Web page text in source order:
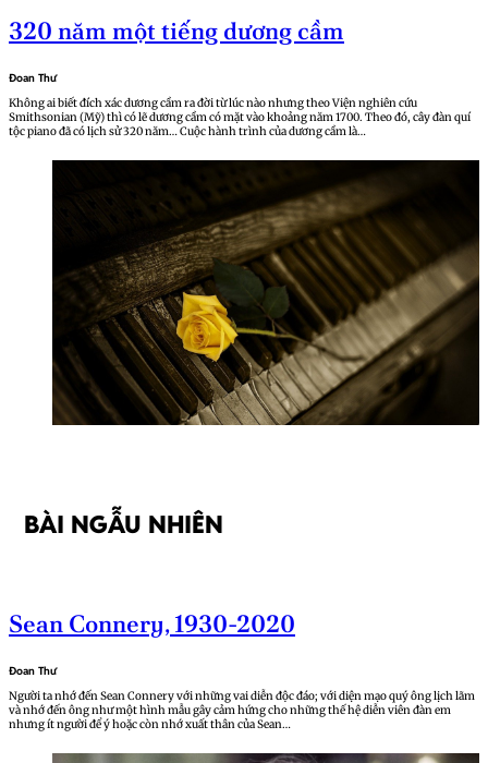
320 năm một tiếng dương cầm
Đoan Thư
Không ai biết đích xác dương cầm ra đời từ lúc nào nhưng theo Viện nghiên cứu
Smithsonian (Mỹ) thì có lẽ dương cầm có mặt vào khoảng năm 1700. Theo đó, cây đàn quí
tộc piano đã có lịch sử 320 năm… Cuộc hành trình của dương cầm là…
BÀI NGẪU NHIÊN
Sean Connery, 1930-2020
Đoan Thư
Người ta nhớ đến Sean Connery với những vai diễn độc đáo; với diện mạo quý ông lịch lãm
và nhớ đến ông như một hình mẫu gây cảm hứng cho những thế hệ diễn viên đàn em
nhưng ít người để ý hoặc còn nhớ xuất thân của Sean…